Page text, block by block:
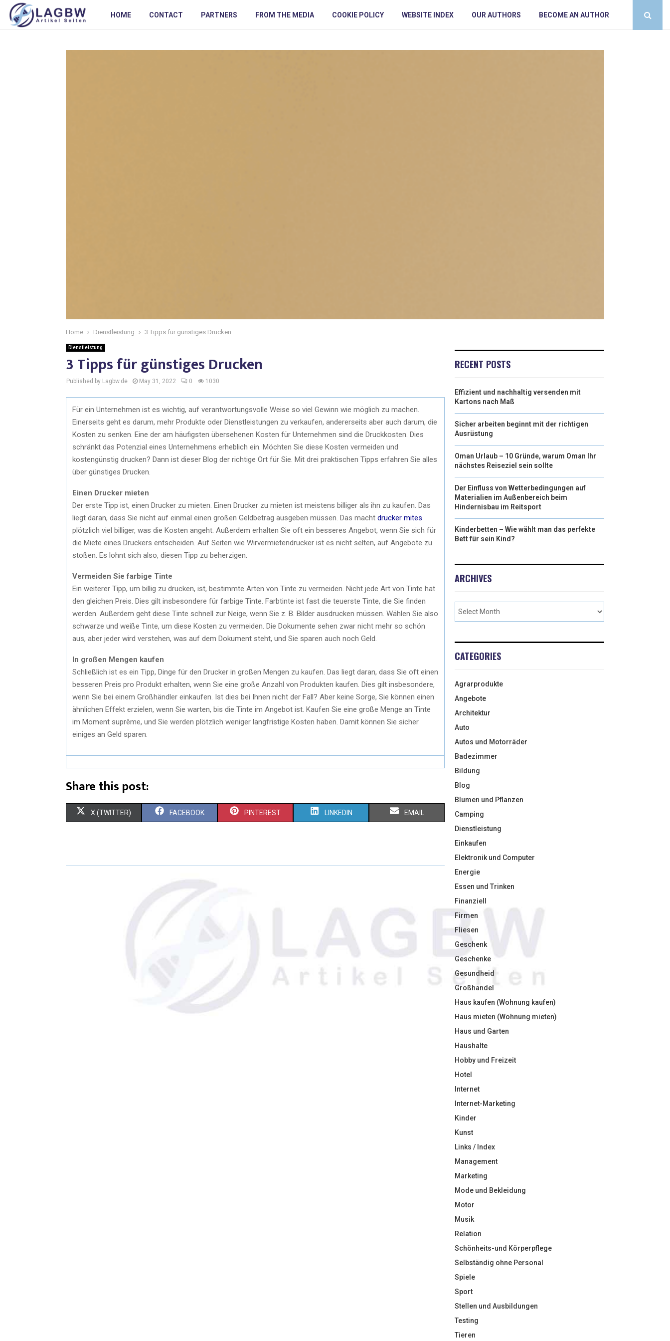
HOME CONTACT PARTNERS FROM THE MEDIA COOKIE POLICY WEBSITE INDEX OUR AUTHORS BECOME AN AUTHOR
Home Dienstleistung 3 Tipps für günstiges Drucken
Dienstleistung
3 Tipps für günstiges Drucken
Published by Lagbw.de May 31, 2022 0 1030
Für ein Unternehmen ist es wichtig, auf verantwortungsvolle Weise so viel Gewinn wie möglich zu machen.
Einerseits geht es darum, mehr Produkte oder Dienstleistungen zu verkaufen, andererseits aber auch darum, die
Kosten zu senken. Eine der am häufigsten übersehenen Kosten für Unternehmen sind die Druckkosten. Dies
schränkt das Potenzial eines Unternehmens erheblich ein. Möchten Sie diese Kosten vermeiden und
kostengünstig drucken? Dann ist dieser Blog der richtige Ort für Sie. Mit drei praktischen Tipps erfahren Sie alles
über günstiges Drucken.
Einen Drucker mieten
Der erste Tipp ist, einen Drucker zu mieten. Einen Drucker zu mieten ist meistens billiger als ihn zu kaufen. Das
liegt daran, dass Sie nicht auf einmal einen großen Geldbetrag ausgeben müssen. Das macht drucker mites
plötzlich viel billiger, was die Kosten angeht. Außerdem erhalten Sie oft ein besseres Angebot, wenn Sie sich für
die Miete eines Druckers entscheiden. Auf Seiten wie Wirvermietendrucker ist es nicht selten, auf Angebote zu
stoßen. Es lohnt sich also, diesen Tipp zu beherzigen.
Vermeiden Sie farbige Tinte
Ein weiterer Tipp, um billig zu drucken, ist, bestimmte Arten von Tinte zu vermeiden. Nicht jede Art von Tinte hat
den gleichen Preis. Dies gilt insbesondere für farbige Tinte. Farbtinte ist fast die teuerste Tinte, die Sie finden
werden. Außerdem geht diese Tinte schnell zur Neige, wenn Sie z. B. Bilder ausdrucken müssen. Wählen Sie also
schwarze und weiße Tinte, um diese Kosten zu vermeiden. Die Dokumente sehen zwar nicht mehr so schön
aus, aber jeder wird verstehen, was auf dem Dokument steht, und Sie sparen auch noch Geld.
In großen Mengen kaufen
Schließlich ist es ein Tipp, Dinge für den Drucker in großen Mengen zu kaufen. Das liegt daran, dass Sie oft einen
besseren Preis pro Produkt erhalten, wenn Sie eine große Anzahl von Produkten kaufen. Dies gilt insbesondere,
wenn Sie bei einem Großhändler einkaufen. Ist dies bei Ihnen nicht der Fall? Aber keine Sorge, Sie können einen
ähnlichen Effekt erzielen, wenn Sie warten, bis die Tinte im Angebot ist. Kaufen Sie eine große Menge an Tinte
im Moment suprême, und Sie werden plötzlich weniger langfristige Kosten haben. Damit können Sie sicher
einiges an Geld sparen.
Share this post:
X (TWITTER) FACEBOOK PINTEREST LINKEDIN EMAIL
RECENT POSTS
Effizient und nachhaltig versenden mit
Kartons nach Maß
Sicher arbeiten beginnt mit der richtigen
Ausrüstung
Oman Urlaub – 10 Gründe, warum Oman Ihr
nächstes Reiseziel sein sollte
Der Einfluss von Wetterbedingungen auf
Materialien im Außenbereich beim
Hindernisbau im Reitsport
Kinderbetten – Wie wählt man das perfekte
Bett für sein Kind?
ARCHIVES
CATEGORIES
Agrarprodukte
Angebote
Architektur
Auto
Autos und Motorräder
Badezimmer
Bildung
Blog
Blumen und Pflanzen
Camping
Dienstleistung
Einkaufen
Elektronik und Computer
Energie
Essen und Trinken
Finanziell
Firmen
Fliesen
Geschenk
Geschenke
Gesundheid
Großhandel
Haus kaufen (Wohnung kaufen)
Haus mieten (Wohnung mieten)
Haus und Garten
Haushalte
Hobby und Freizeit
Hotel
Internet
Internet-Marketing
Kinder
Kunst
Links / Index
Management
Marketing
Mode und Bekleidung
Motor
Musik
Relation
Schönheits-und Körperpflege
Selbständig ohne Personal
Spiele
Sport
Stellen und Ausbildungen
Testing
Tieren